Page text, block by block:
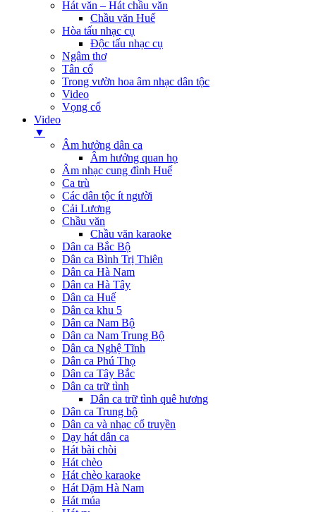
Hát văn – Hát chầu văn
Chầu văn Huế
Hòa tấu nhạc cụ
Độc tấu nhạc cụ
Ngâm thơ
Tân cổ
Trong vườn hoa âm nhạc dân tộc
Video
Vọng cổ
Video
▼
Âm hưởng dân ca
Âm hưởng quan họ
Âm nhạc cung đình Huế
Ca trù
Các dân tộc ít người
Cải Lương
Chầu văn
Chầu văn karaoke
Dân ca Bắc Bộ
Dân ca Bình Trị Thiên
Dân ca Hà Nam
Dân ca Hà Tây
Dân ca Huế
Dân ca khu 5
Dân ca Nam Bộ
Dân ca Nam Trung Bộ
Dân ca Nghệ Tĩnh
Dân ca Phú Thọ
Dân ca Tây Bắc
Dân ca trữ tình
Dân ca trữ tình quê hương
Dân ca Trung bộ
Dân ca và nhạc cổ truyền
Dạy hát dân ca
Hát bài chòi
Hát chèo
Hát chèo karaoke
Hát Dặm Hà Nam
Hát múa